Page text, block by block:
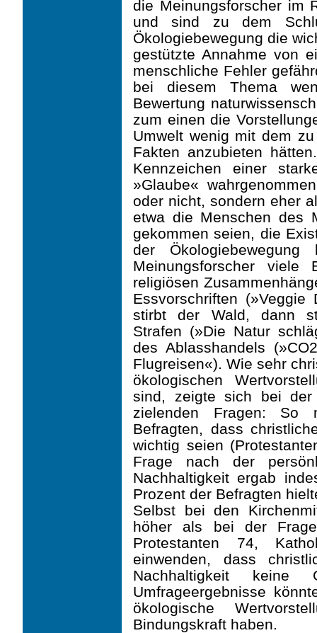
die Meinungs­forscher im
und sind zu dem
Ökologiebewegung die
gestützte Annahme von
menschliche Fehler
bei diesem Thema
Bewertung
zum einen die
Umwelt wenig mit dem
Fakten anzubieten
Kennzeichen einer
»Glaube«
oder nicht, sondern eher
etwa die Menschen des
gekommen seien, die
der
Meinungs­forscher viele
religiösen
Essvorschriften (»Veggie
stirbt der Wald, dann
Strafen (»Die Natur
des Ablasshandels
Flugreisen«). Wie sehr
ökologischen
sind, zeigte sich bei
zielenden Fragen: So
Befragten, dass
wichtig seien
Frage nach der
Nachhaltigkeit ergab
Prozent der Befragten
Selbst bei den
höher als bei der
Protestanten 74,
einwenden, dass
Nachhaltigkeit
Umfrageergebnisse
ökolo­gische
Bindungskraft haben.